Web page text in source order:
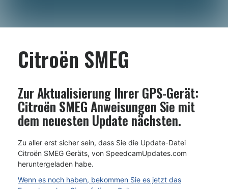
Citroën SMEG
Zur Aktualisierung Ihrer GPS-Gerät:
Citroën SMEGAnweisungen Sie mit
dem neuesten Update nächsten.
Zu aller erst sicher sein, dass Sie die Update-Datei
Citroën SMEG Geräts, von SpeedcamUpdates.com
heruntergeladen habe.
Wenn es noch haben, bekommen Sie es jetzt das